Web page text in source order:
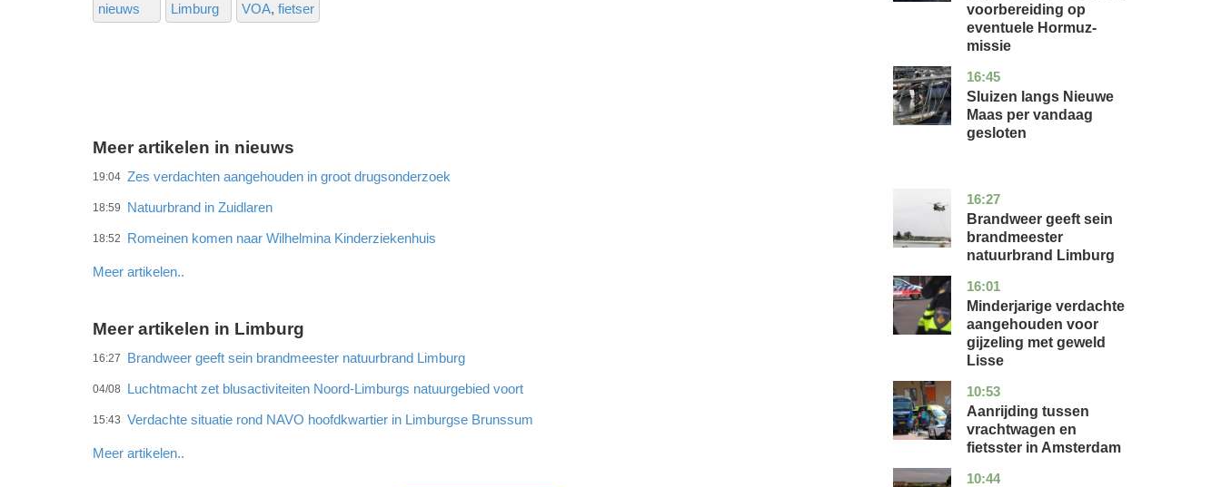
nieuws
Limburg
VOA fietser
Meer artikelen in nieuws
19:04 Zes verdachten aangehouden in groot drugsonderzoek
18:59 Natuurbrand in Zuidlaren
18:52 Romeinen komen naar Wilhelmina Kinderziekenhuis
Meer artikelen..
Meer artikelen in Limburg
16:27 Brandweer geeft sein brandmeester natuurbrand Limburg
04/08 Luchtmacht zet blusactiviteiten Noord-Limburgs natuurgebied voort
15:43 Verdachte situatie rond NAVO hoofdkwartier in Limburgse Brunssum
Meer artikelen..
voorbereiding op
eventuele Hormuz-
missie
16:45
zuid-
holland
nieuws
Sluizen langs Nieuwe
Maas per vandaag
gesloten
16:27
limburg
nieuws
Brandweer geeft sein
brandmeester
natuurbrand Limburg
16:01
zuid-
holland
nieuws
Minderjarige verdachte
aangehouden voor
gijzeling met geweld
Lisse
10:53
noord-
holland
nieuws
Aanrijding tussen
vrachtwagen en
fietsster in Amsterdam
10:44
gelderland
nieuws